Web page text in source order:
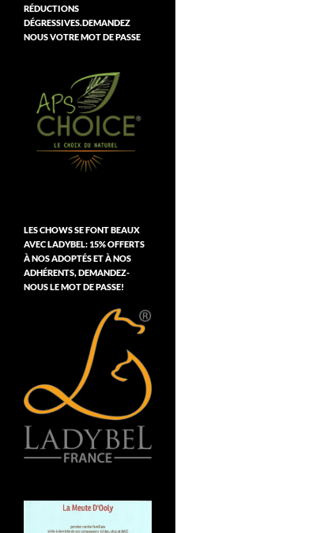
RÉDUCTIONS
DÉGRESSIVES.DEMANDEZ
NOUS VOTRE MOT DE PASSE
LES CHOWS SE FONT BEAUX
AVEC LADYBEL: 15% OFFERTS
À NOS ADOPTÉS ET À NOS
ADHÉRENTS, DEMANDEZ-
NOUS LE MOT DE PASSE!